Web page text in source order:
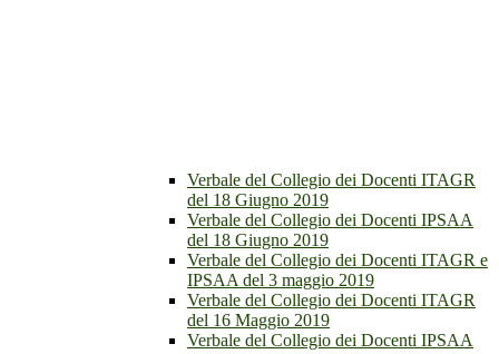
Verbale del Collegio dei Docenti ITAGR
del 18 Giugno 2019
Verbale del Collegio dei Docenti IPSAA
del 18 Giugno 2019
Verbale del Collegio dei Docenti ITAGR e
IPSAA del 3 maggio 2019
Verbale del Collegio dei Docenti ITAGR
del 16 Maggio 2019
Verbale del Collegio dei Docenti IPSAA